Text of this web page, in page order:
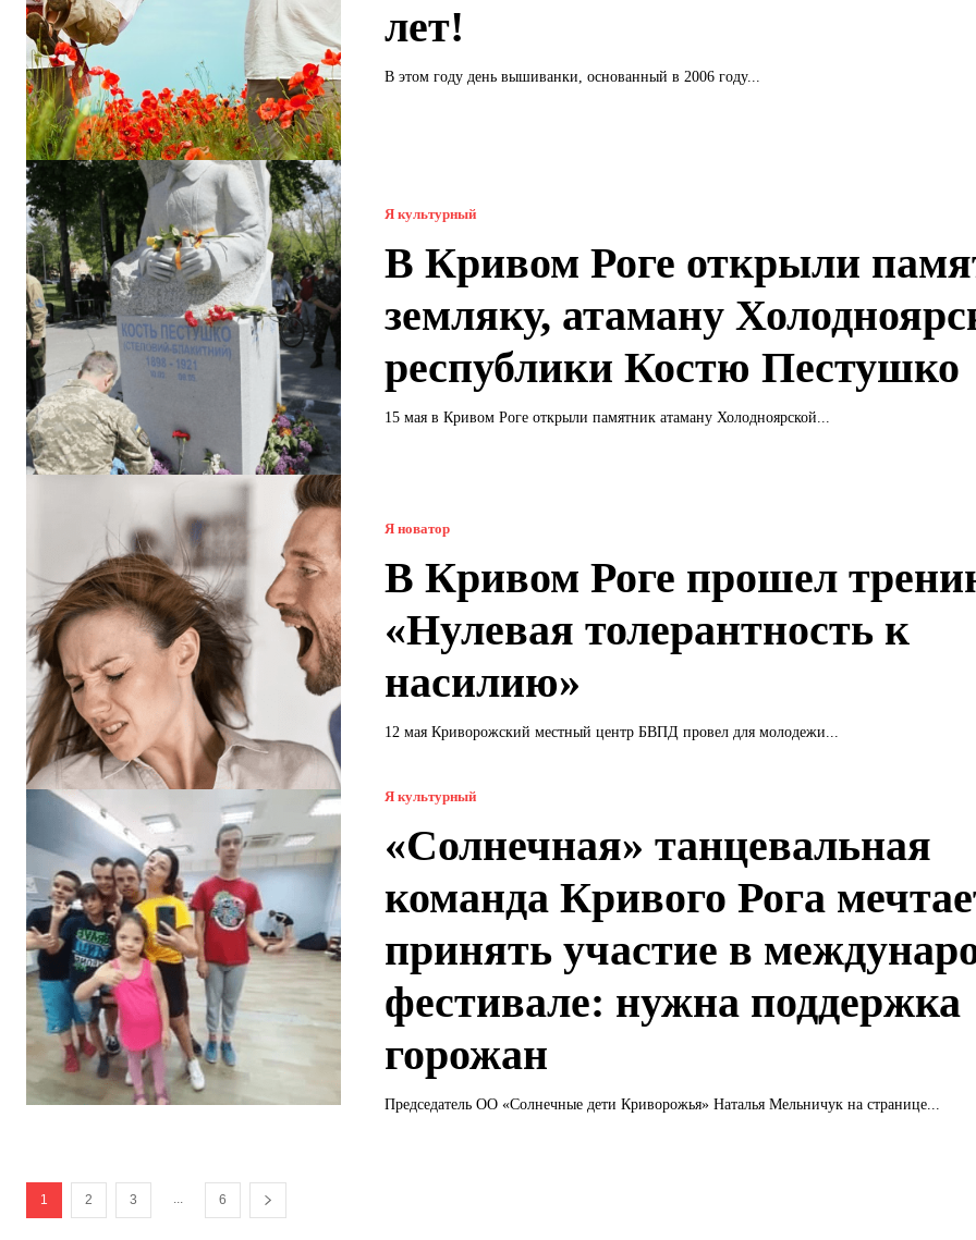
лет!
В этом году день вышиванки, основанный в 2006 году...
Я культурный
В Кривом Роге открыли
земляку, атаману
республики Костю Пестушко
15 мая в Кривом Роге открыли памятник атаману Холодноярской...
Я новатор
В Кривом Роге прошел
«Нулевая толерантность к
насилию»
12 мая Криворожский местный центр БВПД провел для молодежи...
Я культурный
«Солнечная» танцевальная
команда Кривого Рога
принять участие в
фестивале: нужна поддержка
горожан
Председатель ОО «Солнечные дети Криворожья» Наталья Мельничук на странице...
1 2 3 ... 6